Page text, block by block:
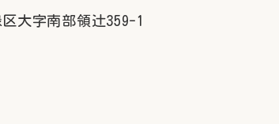
大字南部領辻359-1